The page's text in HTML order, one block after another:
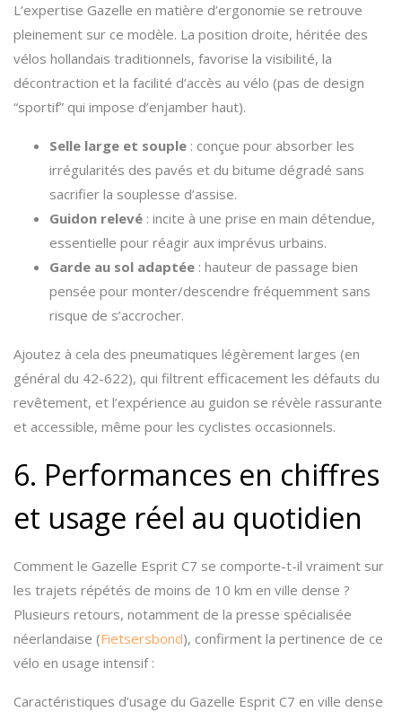
L’expertise Gazelle en matière d’ergonomie se retrouve
pleinement sur ce modèle. La position droite, héritée des
vélos hollandais traditionnels, favorise la visibilité, la
décontraction et la facilité d’accès au vélo (pas de design
“sportif” qui impose d’enjamber haut).
Selle large et souple : conçue pour absorber les
irrégularités des pavés et du bitume dégradé sans
sacrifier la souplesse d’assise.
Guidon relevé : incite à une prise en main détendue,
essentielle pour réagir aux imprévus urbains.
Garde au sol adaptée : hauteur de passage bien
pensée pour monter/descendre fréquemment sans
risque de s’accrocher.
Ajoutez à cela des pneumatiques légèrement larges (en
général du 42-622), qui filtrent efficacement les défauts du
revêtement, et l’expérience au guidon se révèle rassurante
et accessible, même pour les cyclistes occasionnels.
6. Performances en chiffres
et usage réel au quotidien
Comment le Gazelle Esprit C7 se comporte-t-il vraiment sur
les trajets répétés de moins de 10 km en ville dense ?
Plusieurs retours, notamment de la presse spécialisée
néerlandaise (Fietsersbond), confirment la pertinence de ce
vélo en usage intensif :
Caractéristiques d’usage du Gazelle Esprit C7 en ville dense